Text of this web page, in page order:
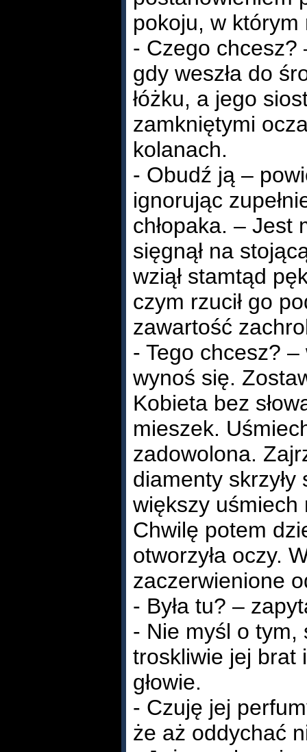
pokoju, w którym
- Czego chcesz?
gdy weszła do
łóżku, a jego
zamkniętymi
kolanach.
- Obudź ją –
ignorując
chłopaka. – Jest
sięgnął na
wziął stamtąd
czym rzucił go
zawartość
- Tego chcesz? –
wynoś się.
Kobieta bez
mieszek.
zadowolona.
diamenty skrzyły
większy uśmiech
Chwilę potem
otworzyła oczy.
zaczerwienione
- Była tu? –
- Nie myśl o tym,
troskliwie jej brat
głowie.
- Czuję jej
że aż oddychać